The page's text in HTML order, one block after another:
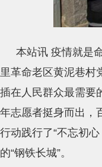
本站讯 疫情就是
里革命老区黄泥巷村
插在人民群众最需要
年志愿者挺身而出，
行动践行了“不忘初
的“钢铁长城”。